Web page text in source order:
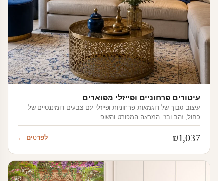
עיטורים פרחוניים ופייזלי מפוארים
עיצוב סבוך של דוגמאות פרחוניות ופייזלי עם צבעים דומיננטיים של
כחול, זהב ובז'. המראה המפורט והשופ…
₪1,037 לפרטים ←